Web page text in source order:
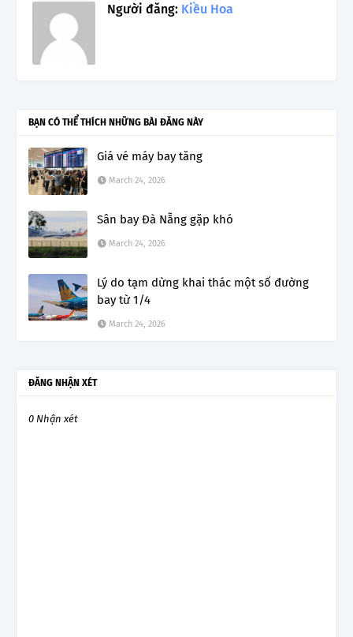
Người đăng: Kiều Hoa
BẠN CÓ THỂ THÍCH NHỮNG BÀI ĐĂNG NÀY
Giá vé máy bay tăng
March 24, 2026
Sân bay Đà Nẵng gặp khó
March 24, 2026
Lý do tạm dừng khai thác một số đường
bay từ 1/4
March 24, 2026
ĐĂNG NHẬN XÉT
0 Nhận xét